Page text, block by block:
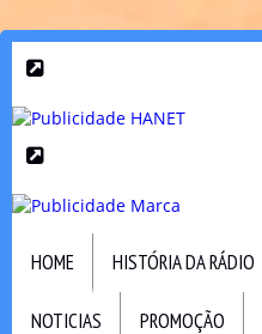
HOME HISTÓRIA DA RÁDIO
NOTICIAS PROMOÇÃO